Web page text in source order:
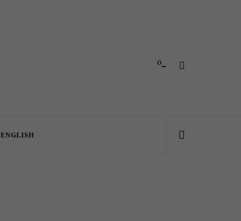
-º
ENGLISH